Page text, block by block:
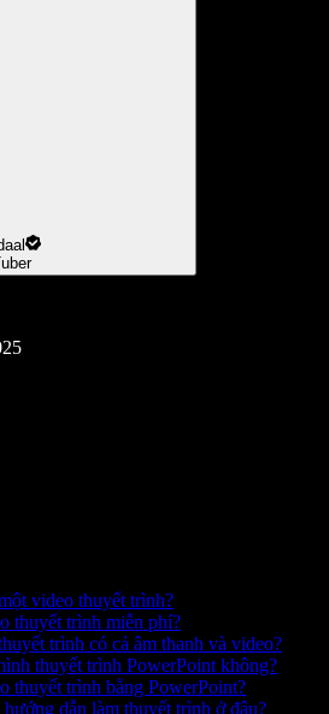
video thuyết trình?
thuyết trình miễn phí?
trình có cả âm thanh và video?
thuyết trình PowerPoint không?
thuyết trình bằng PowerPoint?
dẫn làm thuyết trình ở đâu?